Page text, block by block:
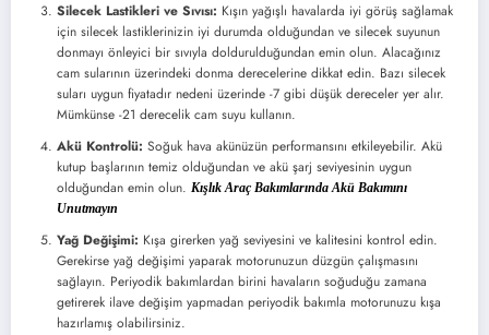
Silecek Lastikleri ve Sıvısı: Kışın yağışlı havalarda iyi görüş sağlamak
için silecek lastiklerinizin iyi durumda olduğundan ve silecek suyunun
donmayı önleyici bir sıvıyla doldurulduğundan emin olun. Alacağınız
cam sularının üzerindeki donma derecelerine dikkat edin. Bazı silecek
suları uygun fiyatadır nedeni üzerinde -7 gibi düşük dereceler yer alır.
Mümkünse -21 derecelik cam suyu kullanın.
Akü Kontrolü: Soğuk hava akünüzün performansını etkileyebilir. Akü
kutup başlarının temiz olduğundan ve akü şarj seviyesinin uygun
olduğundan emin olun. Kışlık Araç Bakımlarında Akü Bakımını
Unutmayın
Yağ Değişimi: Kışa girerken yağ seviyesini ve kalitesini kontrol edin.
Gerekirse yağ değişimi yaparak motorunuzun düzgün çalışmasını
sağlayın. Periyodik bakımlardan birini havaların soğuduğu zamana
getirerek ilave değişim yapmadan periyodik bakımla motorunuzu kışa
hazırlamış olabilirsiniz.